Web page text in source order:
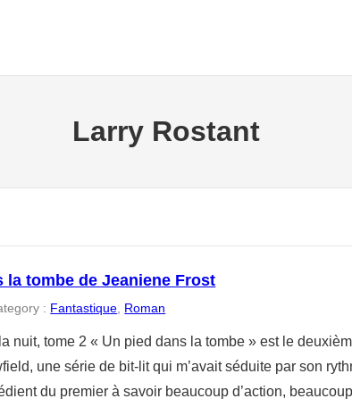
Larry Rostant
la tombe de Jeaniene Frost
: Fantastique Roman
nuit, tome 2 « Un pied dans la tombe » est le
une série de bit-lit qui m’avait séduite par son
du premier à savoir beaucoup d’action,